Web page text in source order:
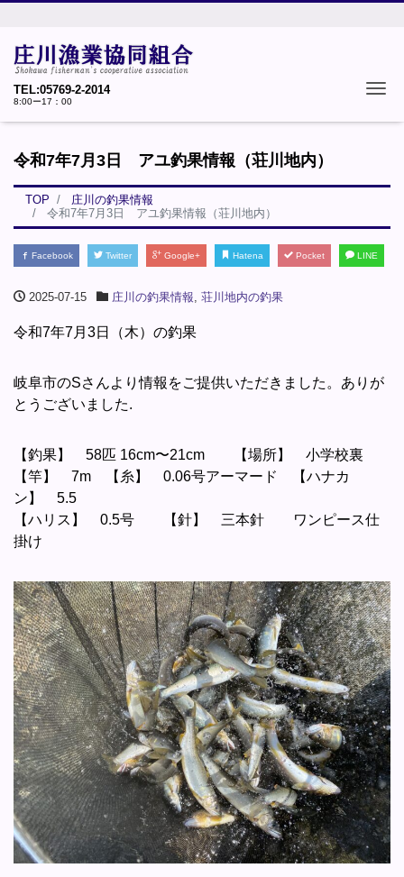
TEL:05769-2-2014
8:00ー17：00
令和7年7月3日 アユ釣果情報（荘川地内）
TOP
庄川の釣果情報
令和7年7月3日 アユ釣果情報（荘川地内）
Facebook Twitter Google+ Hatena Pocket LINE
2025-07-15 庄川の釣果情報 荘川地内の釣果
令和7年7月3日（木）の釣果
岐阜市のSさんより情報をご提供いただきました。ありが
とうございました.
【釣果】 58匹 16cm〜21cm 【場所】 小学校裏
【竿】 7m 【糸】 0.06号アーマード 【ハナカ
ン】 5.5
【ハリス】 0.5号 【針】 三本針 ワンピース仕
掛け